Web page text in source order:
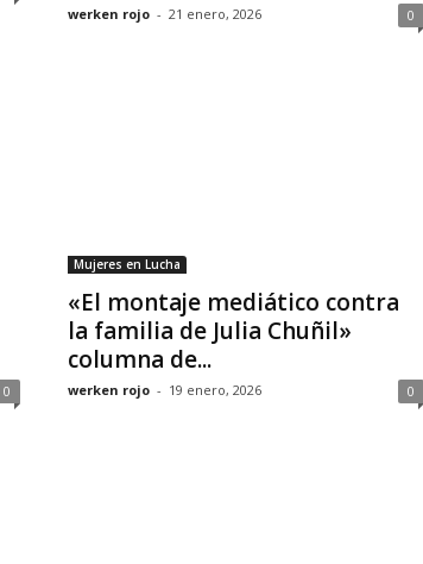
werken rojo - 21 enero, 2026 0
0
Mujeres en Lucha
«El montaje mediático contra
la familia de Julia Chuñil»
columna de...
werken rojo - 19 enero, 2026 0